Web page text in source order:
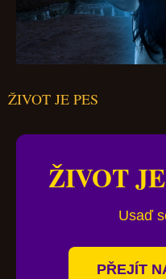
ŽIVOT JE PES
ŽIVOT
Usaď
PŘEJÍT